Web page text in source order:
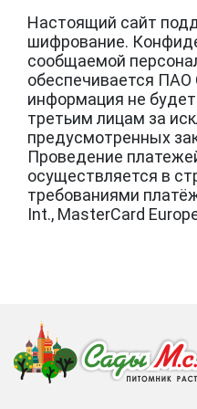
Настоящий сайт
шифрование.
сообщаемой
обеспечивается
информация не
третьим лицам за
предусмотренных
Проведение
осуществляется в
требованиями
Int., MasterCard